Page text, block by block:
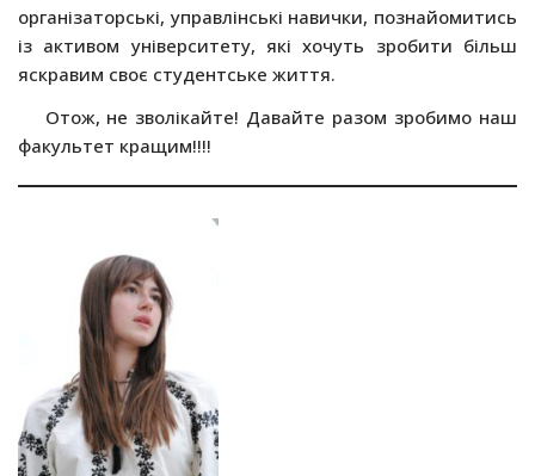
організаторські, управлінські навички, познайомитись
із активом університету, які хочуть зробити більш
яскравим своє студентське життя.
Отож, не зволікайте! Давайте разом зробимо наш
факультет кращим!!!!